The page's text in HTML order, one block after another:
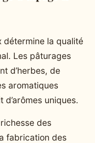
détermine la qualité
Les pâturages
d’herbes, de
aromatiques
uniques.
des
fabrication des